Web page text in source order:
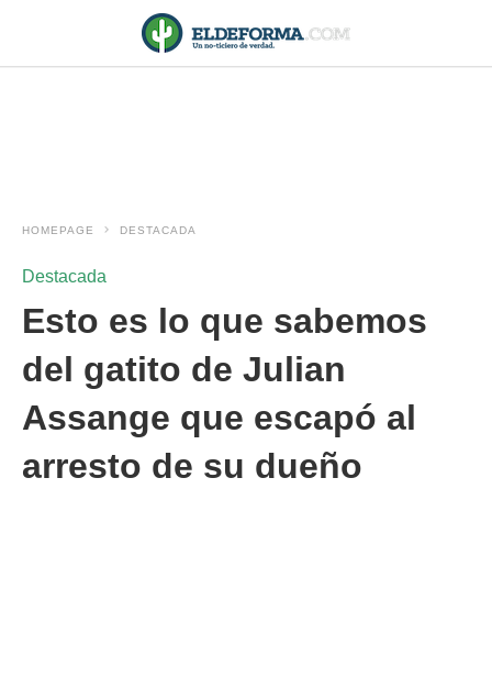
HOMEPAGE DESTACADA
Destacada
Esto es lo que sabemos
del gatito de Julian
Assange que escapó al
arresto de su dueño